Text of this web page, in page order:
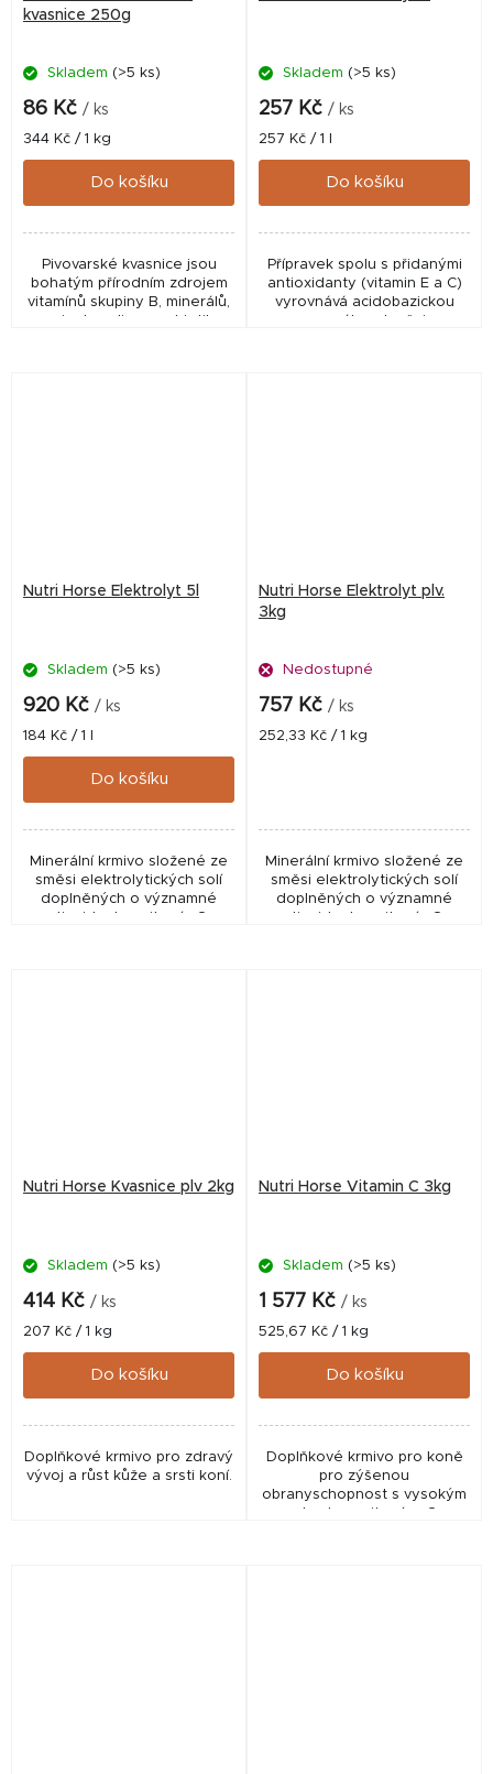
kvasnice 250g
Skladem (>5 ks)
86 Kč / ks
Měrná
cena:
344 Kč / 1 kg
Do košíku
Pivovarské kvasnice jsou
bohatým přírodním zdrojem
vitamínů skupiny B, minerálů,
Skladem (>5 ks)
257 Kč / ks
Měrná
cena:
257 Kč / 1 l
Do košíku
Přípravek spolu s přidanými
antioxidanty (vitamin E a C)
vyrovnává acidobazickou
Nutri Horse Elektrolyt 5l
Skladem (>5 ks)
920 Kč / ks
Měrná
cena:
184 Kč / 1 l
Do košíku
Minerální krmivo složené ze
směsi elektrolytických solí
doplněných o významné
antioxidanty - vitamín C a
Nutri Horse Elektrolyt plv.
3kg
Nedostupné
757 Kč / ks
Měrná
252,33 Kč / 1 kg
Minerální krmivo složené ze
směsi elektrolytických solí
doplněných o významné
antioxidanty - vitamín C a
Nutri Horse Kvasnice plv 2kg
Skladem (>5 ks)
414 Kč / ks
Měrná
cena:
207 Kč / 1 kg
Do košíku
Doplňkové krmivo pro zdravý
vývoj a růst kůže a srsti koní.
Nutri Horse Vitamin C 3kg
Skladem (>5 ks)
1 577 Kč / ks
Měrná
cena:
525,67 Kč / 1 kg
Do košíku
Doplňkové krmivo pro koně
pro zýšenou
obranyschopnost s vysokým
obsahem vitamínu C